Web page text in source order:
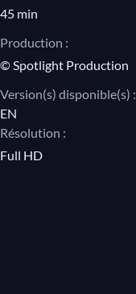
45 min
Production :
© Spotlight Production
Version(s) disponible(s) :
EN
Résolution :
Full HD